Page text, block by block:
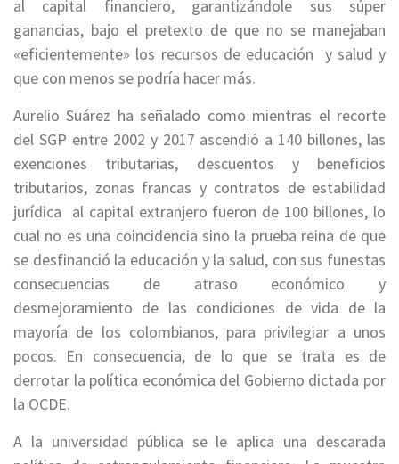
al capital financiero, garantizándole sus súper
ganancias, bajo el pretexto de que no se manejaban
«eficientemente» los recursos de educación y salud y
que con menos se podría hacer más.
Aurelio Suárez ha señalado como mientras el recorte
del SGP entre 2002 y 2017 ascendió a 140 billones, las
exenciones tributarias, descuentos y beneficios
tributarios, zonas francas y contratos de estabilidad
jurídica al capital extranjero fueron de 100 billones, lo
cual no es una coincidencia sino la prueba reina de que
se desfinanció la educación y la salud, con sus funestas
consecuencias de atraso económico y
desmejoramiento de las condiciones de vida de la
mayoría de los colombianos, para privilegiar a unos
pocos. En consecuencia, de lo que se trata es de
derrotar la política económica del Gobierno dictada por
la OCDE.
A la universidad pública se le aplica una descarada